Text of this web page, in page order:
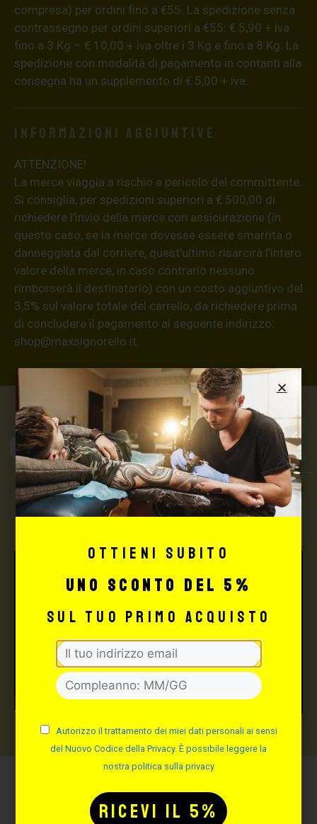
compresa) per ordini fino a €55. La spedizione senza
contrassegno per ordini superiori a €55: € 5,90 + iva
fino a 3 Kg – € 10,00 + iva oltre i 3 Kg e fino a 8 Kg. La
spedizione con modalità di pagamento in contanti alla
consegna ha un supplemento di € 5,00 + iva.
Informazioni aggiuntive
ATTENZIONE!
La merce viaggia a rischio e pericolo del committente.
Si consiglia, per spedizioni superiori a € 500,00 di
richiedere l’invio della merce con assicurazione (in
questo caso, se la merce dovesse essere smarrita o
danneggiata dal corriere, quest’ultimo risarcirà l’intero
valore della merce, in caso contrario nessuno
rimborserà il destinatario) con un costo aggiuntivo del
3,5% sul valore totale del carrello, da richiedere prima
di concludere il pagamento al seguente indirizzo:
shop@maxsignorello.it
Max Signorello
Tattoo Supply
TUTTO PER IL TUO
TATTOO STUDIO
Potrebbe interessarti
Ottieni subito
uno sconto del 5%
sul tuo primo acquisto
Autorizzo il trattamento dei miei dati personali ai sensi
del Nuovo Codice della Privacy. È possibile leggere la
nostra politica sulla privacy